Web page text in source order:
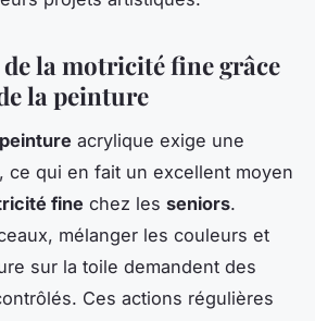
la motricité fine grâce
la peinture
peinture acrylique exige une
ce qui en fait un excellent moyen
fine chez les seniors.
mélanger les couleurs et
sur la toile demandent des
Ces actions régulières